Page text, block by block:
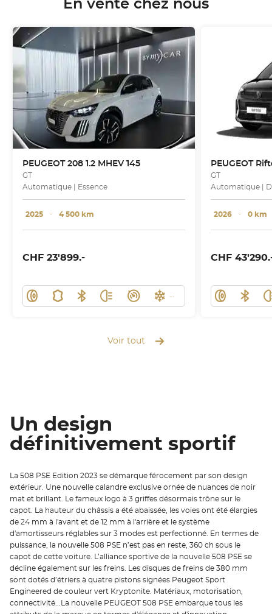
En vente chez nous
PEUGEOT 208 1.2 MHEV 145
GT
Automatique | Essence
2025 ･ 4 500 km
CHF 23'899.-
PEUGEOT
GT
Automatique |
2026 ･ 0 km
CHF
Voir tout
Un design
définitivement sportif
La 508 PSE Edition 2023 se démarque férocement par son design
extérieur. Une nouvelle calandre exclusive ornée de nuances de noir
mat et brillant. Le fameux logo à 3 griffes désormais trône sur le
capot. La hauteur du châssis a été abaissée, les voies ont été élargies
de 24 mm à l'avant et de 12 mm à l'arrière et le système
d'amortisseurs réglables sur 3 modes est perfectionné. En termes de
puissance, la nouvelle 508 PSE n’est pas en reste, 360 ch sous le
capot de cette voiture. L’alliance sportive de la nouvelle 508 PSE se
décline également sur les freins. Les disques de freins de 380 mm
sont dotés d’étriers à quatre pistons signées Peugeot Sport
Engineered de couleur vert Kryptonite. Matériaux, motorisation,
connectivité...La nouvelle PEUGEOT 508 PSE embarque tous les